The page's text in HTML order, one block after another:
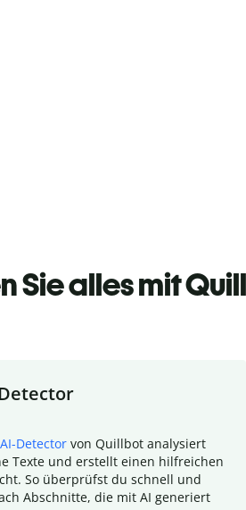
Sie alles mit
AI-Detector von Quillbot analysiert
Texte und erstellt einen hilfreichen
So überprüfst du schnell und
Abschnitte, die mit AI generiert